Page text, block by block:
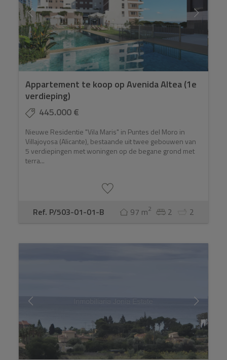
Appartement te koop op Avenida Altea (1e
verdieping)
445.000 €
Nieuwe Residentie "Vila Maris" in Puntes del Moro in
Villajoyosa (Alicante), bestaande uit twee gebouwen van
5 verdiepingen met woningen op de begane grond met
terra...
Ref. P/503-01-01-B 97 m2 2 2